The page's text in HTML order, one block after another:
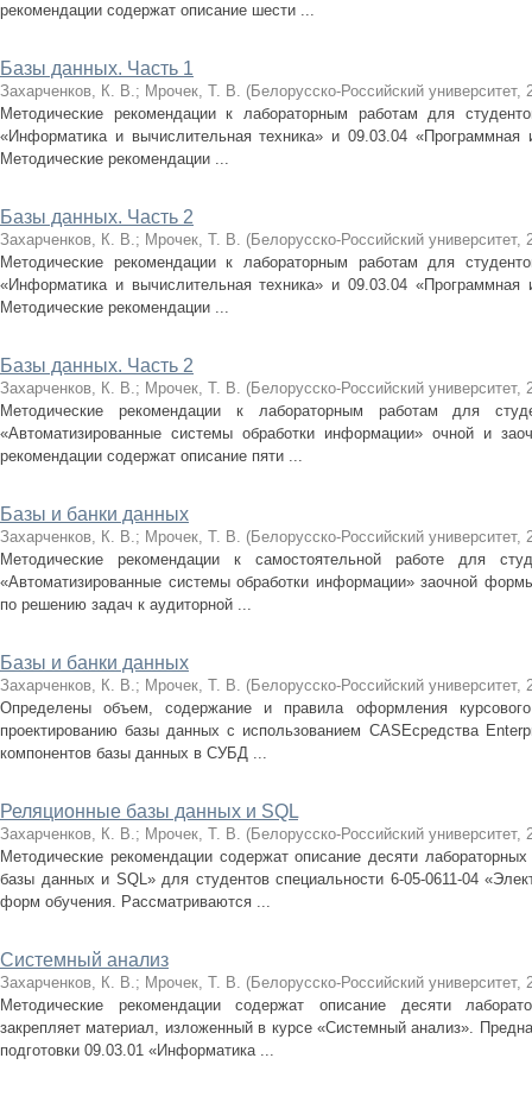
рекомендации содержат описание шести ...
Базы данных. Часть 1
Захарченков, К. В.; Мрочек, Т. В. (Белорусско-Российский университет,
Методические рекомендации к лабораторным работам для
«Информатика и вычислительная техника» и 09.03.04
Методические рекомендации ...
Базы данных. Часть 2
Захарченков, К. В.; Мрочек, Т. В. (Белорусско-Российский университет,
Методические рекомендации к лабораторным работам для
«Информатика и вычислительная техника» и 09.03.04
Методические рекомендации ...
Базы данных. Часть 2
Захарченков, К. В.; Мрочек, Т. В. (Белорусско-Российский университет,
Методические рекомендации к лабораторным работам для
«Автоматизированные системы обработки информации» очной и
рекомендации содержат описание пяти ...
Базы и банки данных
Захарченков, К. В.; Мрочек, Т. В. (Белорусско-Российский университет,
Методические рекомендации к самостоятельной работе для
«Автоматизированные системы обработки информации» заочной
по решению задач к аудиторной ...
Базы и банки данных
Захарченков, К. В.; Мрочек, Т. В. (Белорусско-Российский университет,
Определены объем, содержание и правила оформления
проектированию базы данных с использованием CASEсредства
компонентов базы данных в СУБД ...
Реляционные базы данных и SQL
Захарченков, К. В.; Мрочек, Т. В. (Белорусско-Российский университет,
Методические рекомендации содержат описание десяти
базы данных и SQL» для студентов специальности 6-05-0611-04
форм обучения. Рассматриваются ...
Системный анализ
Захарченков, К. В.; Мрочек, Т. В. (Белорусско-Российский университет,
Методические рекомендации содержат описание десяти
закрепляет материал, изложенный в курсе «Системный анализ».
подготовки 09.03.01 «Информатика ...